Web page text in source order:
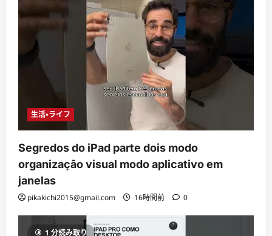
生活・ライフ
Segredos do iPad parte dois modo
organização visual modo aplicativo em
janelas
pikakichi2015@gmail.com 16時間前 0
1 分読み取り